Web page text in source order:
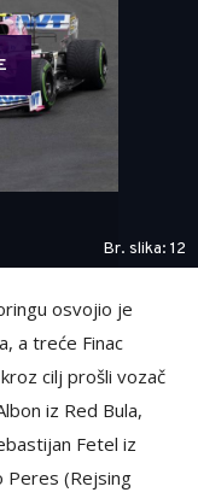
Br. slika: 12
osvojio je
a treće Finac
cilj prošli vozač
iz Red Bula,
Fetel iz
Peres (Rejsing